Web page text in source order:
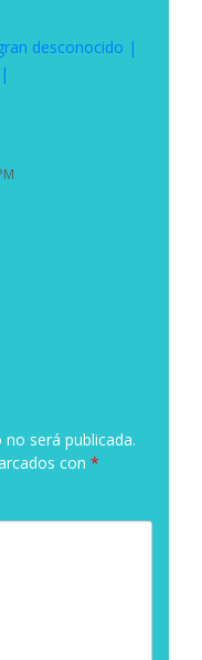
desconocido |
será publicada.
con *